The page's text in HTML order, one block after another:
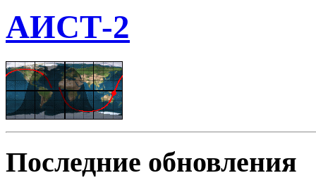
АИСТ-2
Последние обновления